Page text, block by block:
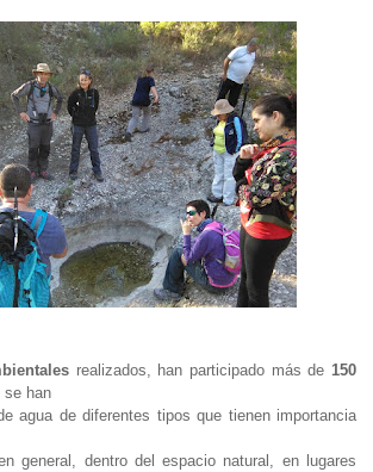
realizados, han participado más de150
se han
agua de diferentes tipos que tienen importancia
general, dentro del espacio natural, en lugares